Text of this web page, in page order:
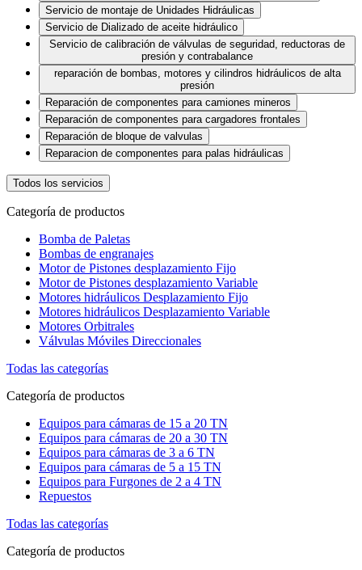
Servicio de montaje de Unidades Hidráulicas
Servicio de Dializado de aceite hidráulico
Servicio de calibración de válvulas de seguridad, reductoras de
presión y contrabalance
reparación de bombas, motores y cilindros hidráulicos de alta
presión
Reparación de componentes para camiones mineros
Reparación de componentes para cargadores frontales
Reparación de bloque de valvulas
Reparacion de componentes para palas hidráulicas
Todos los servicios
Categoría de productos
Bomba de Paletas
Bombas de engranajes
Motor de Pistones desplazamiento Fijo
Motor de Pistones desplazamiento Variable
Motores hidráulicos Desplazamiento Fijo
Motores hidráulicos Desplazamiento Variable
Motores Orbitrales
Válvulas Móviles Direccionales
Todas las categorías
Categoría de productos
Equipos para cámaras de 15 a 20 TN
Equipos para cámaras de 20 a 30 TN
Equipos para cámaras de 3 a 6 TN
Equipos para cámaras de 5 a 15 TN
Equipos para Furgones de 2 a 4 TN
Repuestos
Todas las categorías
Categoría de productos